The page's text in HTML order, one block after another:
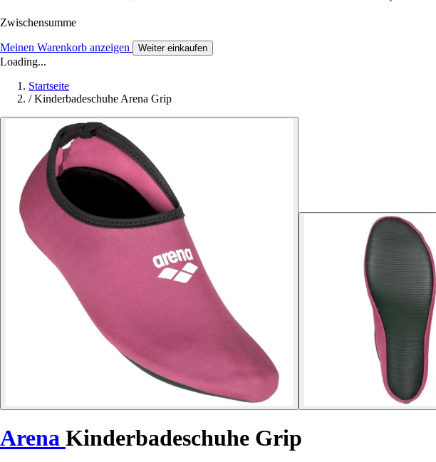
Zwischensumme
Meinen Warenkorb anzeigen Weiter einkaufen
Loading...
Startseite
/ Kinderbadeschuhe Arena Grip
Arena Kinderbadeschuhe Grip